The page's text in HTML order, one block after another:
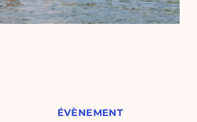
ÉVÈNEMENT